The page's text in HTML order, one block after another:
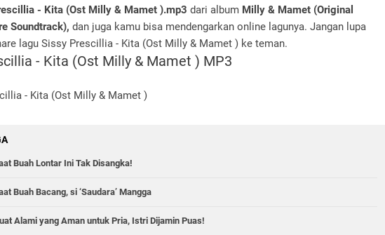
- Kita (Ost Milly & Mamet ).mp3 dari album Milly & Mamet (Original
Soundtrack), dan juga kamu bisa mendengarkan online lagunya. Jangan lupa
lagu Sissy Prescillia - Kita (Ost Milly & Mamet ) ke teman.
- Kita (Ost Milly & Mamet ) MP3
Buah Lontar Ini Tak Disangka!
Buah Bacang, si ‘Saudara’ Mangga
Alami yang Aman untuk Pria, Istri Dijamin Puas!